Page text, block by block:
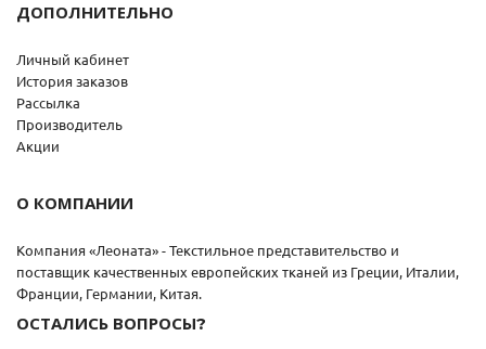
ДОПОЛНИТЕЛЬНО
Личный кабинет
История заказов
Рассылка
Производитель
Акции
О КОМПАНИИ
Компания «Леоната» - Текстильное представительство и
поставщик качественных европейских тканей из Греции, Италии,
Франции, Германии, Китая.
ОСТАЛИСЬ ВОПРОСЫ?